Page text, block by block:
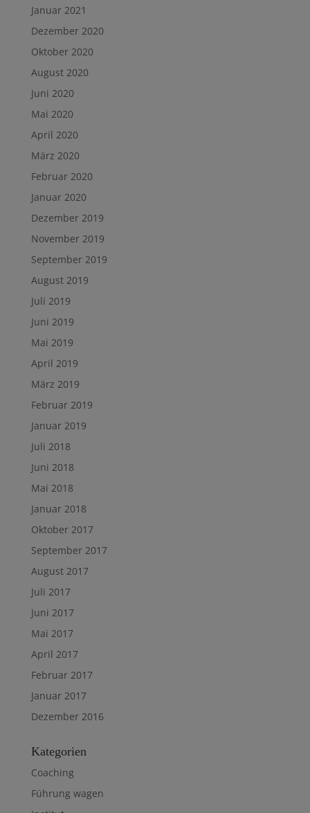
Januar 2021
Dezember 2020
Oktober 2020
August 2020
Juni 2020
Mai 2020
April 2020
März 2020
Februar 2020
Januar 2020
Dezember 2019
November 2019
September 2019
August 2019
Juli 2019
Juni 2019
Mai 2019
April 2019
März 2019
Februar 2019
Januar 2019
Juli 2018
Juni 2018
Mai 2018
Januar 2018
Oktober 2017
September 2017
August 2017
Juli 2017
Juni 2017
Mai 2017
April 2017
Februar 2017
Januar 2017
Dezember 2016
Kategorien
Coaching
Führung wagen